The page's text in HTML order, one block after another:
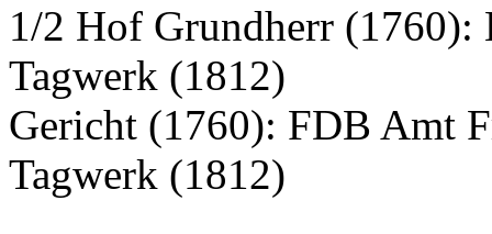
1/2 Hof Grundherr
Tagwerk (1812)
Gericht (1760): FDB Amt
Tagwerk (1812)